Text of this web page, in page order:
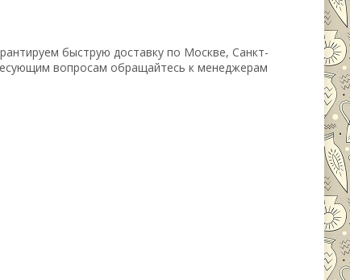
быструю доставку по Москве, Санкт-
вопросам обращайтесь к менеджерам